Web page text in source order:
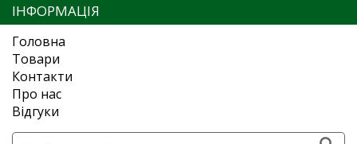
ІНФОРМАЦІЯ
Головна
Товари
Контакти
Про нас
Відгуки